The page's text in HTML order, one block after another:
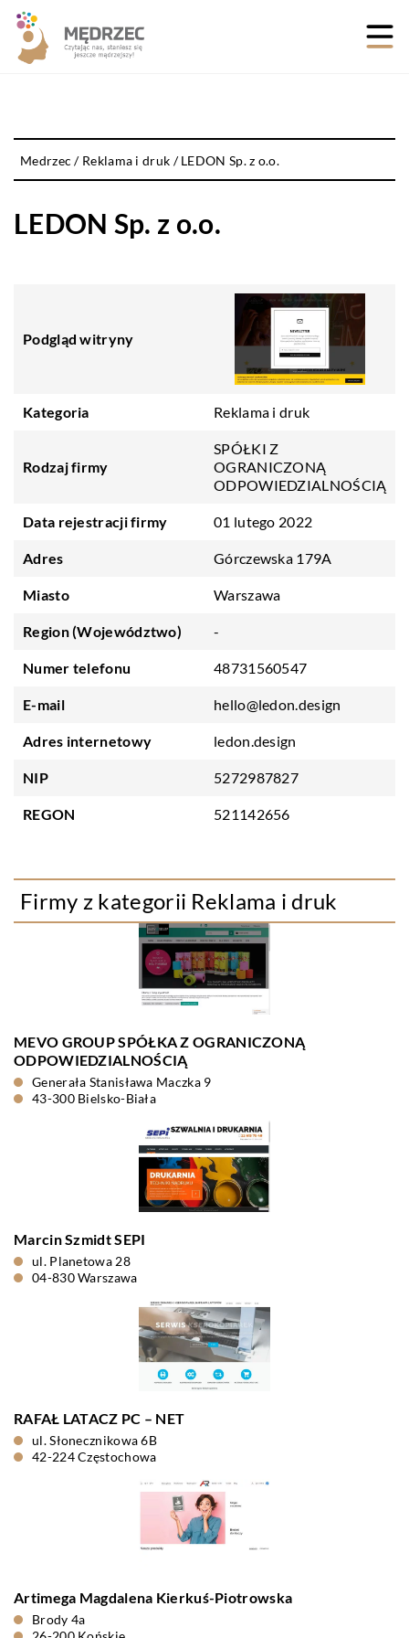
Medrzec / Reklama i druk /LEDON Sp. z o.o.
LEDON Sp. z o.o.
Podgląd witryny
Kategoria Reklama i druk
Rodzaj firmy
SPÓŁKI Z
OGRANICZONĄ
ODPOWIEDZIALNOŚCIĄ
Data rejestracji firmy 01 lutego 2022
Adres Górczewska 179A
Miasto Warszawa
Region (Województwo) -
Numer telefonu 48731560547
E-mail hello@ledon.design
Adres internetowy ledon.design
NIP 5272987827
REGON 521142656
Firmy z kategorii Reklama i druk
MEVO GROUP SPÓŁKA Z OGRANICZONĄ
ODPOWIEDZIALNOŚCIĄ
Generała Stanisława Maczka 9
43-300 Bielsko-Biała
Marcin Szmidt SEPI
ul. Planetowa 28
04-830 Warszawa
RAFAŁ LATACZ PC – NET
ul. Słonecznikowa 6B
42-224 Częstochowa
Artimega Magdalena Kierkuś-Piotrowska
Brody 4a